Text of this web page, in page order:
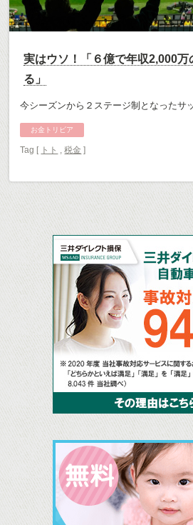
実はウソ！「６億で年収2,000万
る」
今シーズンから２ステージ制となったサ
お金トリビア
Tag [ トト ,税金 ]